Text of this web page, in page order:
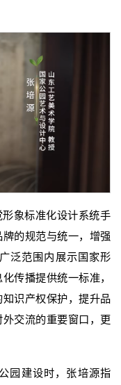
象标准化设计系统手
的规范与统一，增强
泛范围内展示国家形
传播提供统一标准，
识产权保护，提升品
交流的重要窗口，更
园建设时，张培源指